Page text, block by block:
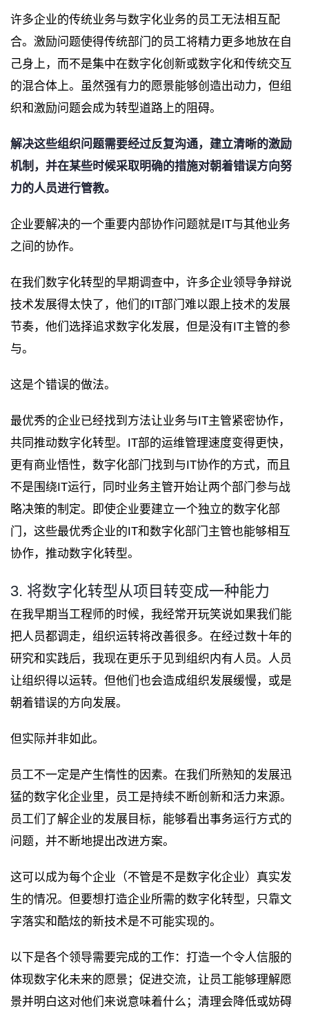
许多企业的传统业务与数字化业务的员工无法相互配
合。激励问题使得传统部门的员工将精力更多地放在自
己身上，而不是集中在数字化创新或数字化和传统交互
的混合体上。虽然强有力的愿景能够创造出动力，但组
织和激励问题会成为转型道路上的阻碍。
解决这些组织问题需要经过反复沟通，建立清晰的激励
机制，并在某些时候采取明确的措施对朝着错误方向努
力的人员进行管教。
企业要解决的一个重要内部协作问题就是IT与其他业务
之间的协作。
在我们数字化转型的早期调查中，许多企业领导争辩说
技术发展得太快了，他们的IT部门难以跟上技术的发展
节奏，他们选择追求数字化发展，但是没有IT主管的参
与。
这是个错误的做法。
最优秀的企业已经找到方法让业务与IT主管紧密协作，
共同推动数字化转型。IT部的运维管理速度变得更快，
更有商业悟性，数字化部门找到与IT协作的方式，而且
不是围绕IT运行，同时业务主管开始让两个部门参与战
略决策的制定。即使企业要建立一个独立的数字化部
门，这些最优秀企业的IT和数字化部门主管也能够相互
协作，推动数字化转型。
3. 将数字化转型从项目转变成一种能力
在我早期当工程师的时候，我经常开玩笑说如果我们能
把人员都调走，组织运转将改善很多。在经过数十年的
研究和实践后，我现在更乐于见到组织内有人员。人员
让组织得以运转。但他们也会造成组织发展缓慢，或是
朝着错误的方向发展。
但实际并非如此。
员工不一定是产生惰性的因素。在我们所熟知的发展迅
猛的数字化企业里，员工是持续不断创新和活力来源。
员工们了解企业的发展目标，能够看出事务运行方式的
问题，并不断地提出改进方案。
这可以成为每个企业（不管是不是数字化企业）真实发
生的情况。但要想打造企业所需的数字化转型，只靠文
字落实和酷炫的新技术是不可能实现的。
以下是各个领导需要完成的工作：打造一个令人信服的
体现数字化未来的愿景；促进交流，让员工能够理解愿
景并明白这对他们来说意味着什么；清理会降低或妨碍